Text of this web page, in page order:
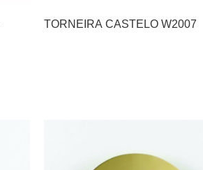
TORNEIRA CASTELO W2007